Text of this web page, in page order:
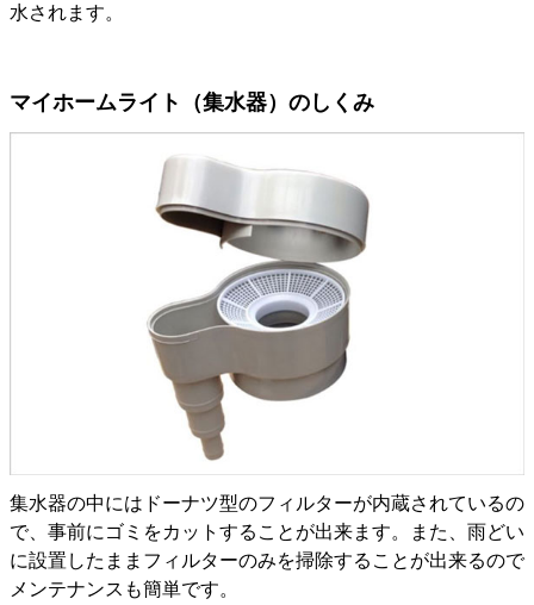
水されます。
マイホームライト（集水器）のしくみ
集水器の中にはドーナツ型のフィルターが内蔵されているの
で、事前にゴミをカットすることが出来ます。また、雨どい
に設置したままフィルターのみを掃除することが出来るので
メンテナンスも簡単です。